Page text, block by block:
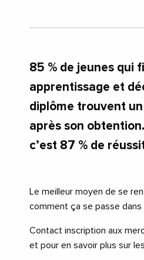
85 % de jeunes qui
apprentissage et
diplôme trouvent
après son obtention.
c’est 87 % de
Le meilleur moyen de se
comment ça se passe dans
Contact inscription aux
et pour en savoir plus sur